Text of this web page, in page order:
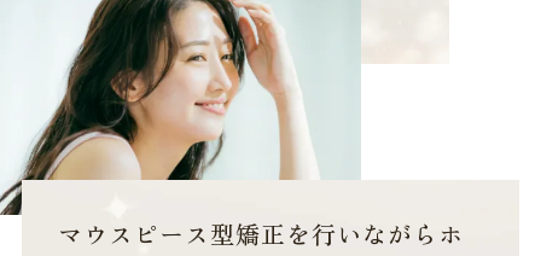
マウスピース型矯正を行いながら ホ